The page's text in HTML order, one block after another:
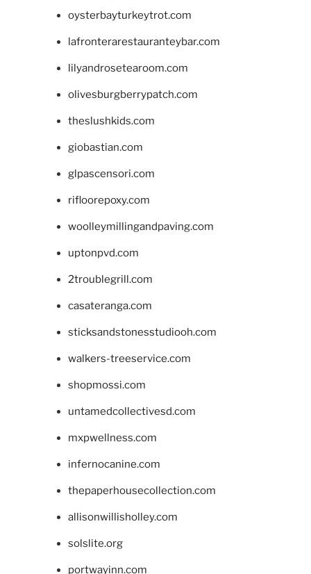
oysterbayturkeytrot.com
lafronterarestauranteybar.com
lilyandrosetearoom.com
olivesburgberrypatch.com
theslushkids.com
giobastian.com
glpascensori.com
rifloorepoxy.com
woolleymillingandpaving.com
uptonpvd.com
2troublegrill.com
casateranga.com
sticksandstonesstudiooh.com
walkers-treeservice.com
shopmossi.com
untamedcollectivesd.com
mxpwellness.com
infernocanine.com
thepaperhousecollection.com
allisonwillisholley.com
solslite.org
portwayinn.com